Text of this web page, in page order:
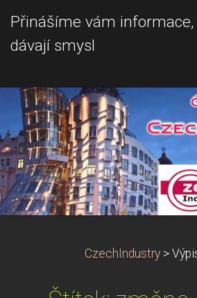
Přinášíme vám informace,
dávají smysl
CzechIndustry >